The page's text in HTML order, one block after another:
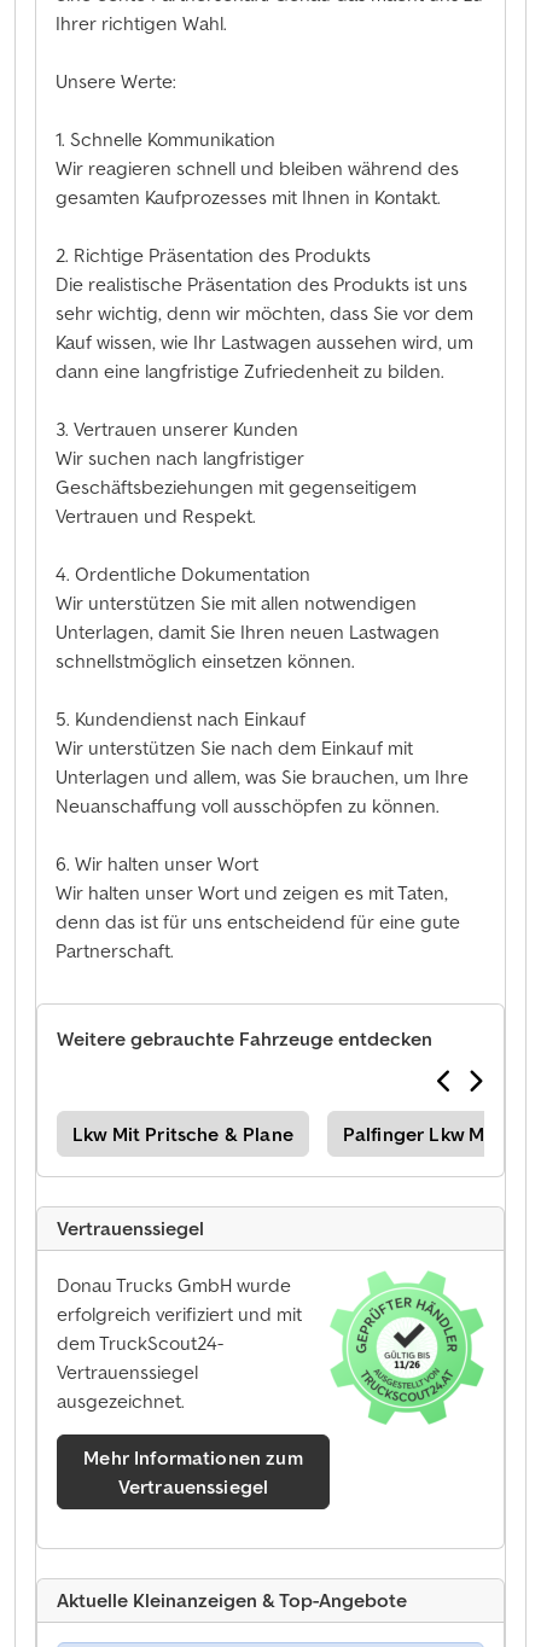
Ihrer richtigen Wahl.
Unsere Werte:
1. Schnelle Kommunikation
Wir reagieren schnell und bleiben während des
gesamten Kaufprozesses mit Ihnen in Kontakt.
2. Richtige Präsentation des Produkts
Die realistische Präsentation des Produkts ist uns
sehr wichtig, denn wir möchten, dass Sie vor dem
Kauf wissen, wie Ihr Lastwagen aussehen wird, um
dann eine langfristige Zufriedenheit zu bilden.
3. Vertrauen unserer Kunden
Wir suchen nach langfristiger
Geschäftsbeziehungen mit gegenseitigem
Vertrauen und Respekt.
4. Ordentliche Dokumentation
Wir unterstützen Sie mit allen notwendigen
Unterlagen, damit Sie Ihren neuen Lastwagen
schnellstmöglich einsetzen können.
5. Kundendienst nach Einkauf
Wir unterstützen Sie nach dem Einkauf mit
Unterlagen und allem, was Sie brauchen, um Ihre
Neuanschaffung voll ausschöpfen zu können.
6. Wir halten unser Wort
Wir halten unser Wort und zeigen es mit Taten,
denn das ist für uns entscheidend für eine gute
Partnerschaft.
Weitere gebrauchte Fahrzeuge entdecken
Lkw Mit Pritsche & Plane Palfinger Lkw Mit
Vertrauenssiegel
Donau Trucks GmbH wurde
erfolgreich verifiziert und mit
dem TruckScout24-
Vertrauenssiegel
ausgezeichnet.
Mehr Informationen zum
Vertrauenssiegel
Aktuelle Kleinanzeigen & Top-Angebote